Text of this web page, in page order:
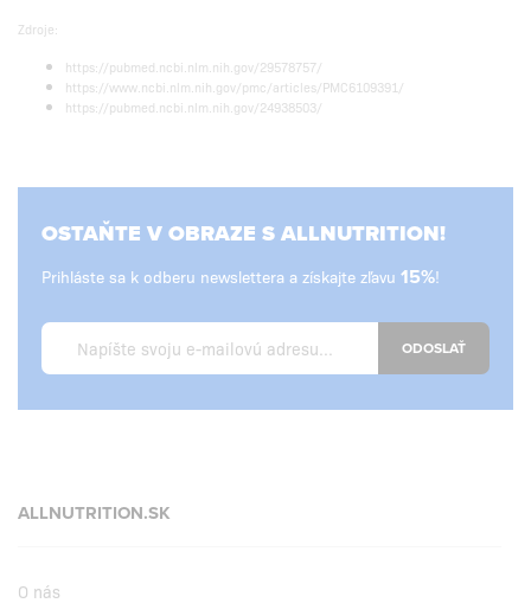
Zdroje:
https://pubmed.ncbi.nlm.nih.gov/29578757/
https://www.ncbi.nlm.nih.gov/pmc/articles/PMC6109391/
https://pubmed.ncbi.nlm.nih.gov/24938503/
OSTAŇTE V OBRAZE S ALLNUTRITION!
Prihláste sa k odberu newslettera a získajte zľavu 15%!
ODOSLAŤ
ALLNUTRITION.SK
O nás